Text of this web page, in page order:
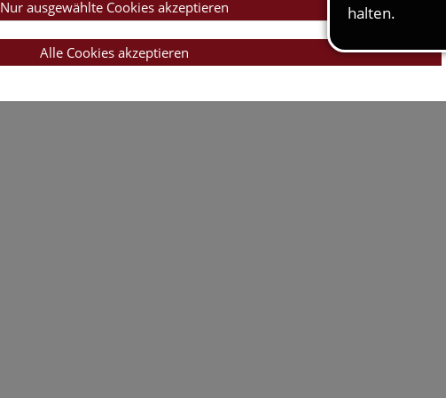
Nur ausgewählte Cookies akzeptieren
Alle Cookies akzeptieren